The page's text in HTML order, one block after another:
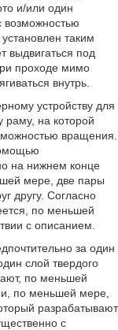
и/или один
возможностью
таким
выдвигаться под
проходе мимо
внутрь.
устройству для
раму, на которой
вращения.
на нижнем конце
мере, две пары
другу. Согласно
по меньшей
с описанием.
за один
слой твердого
по меньшей
по меньшей мере,
разрабатывают
с